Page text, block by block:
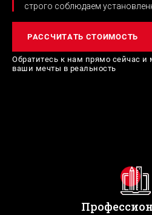
строго соблюдаем
РАССЧИТАТЬ СТОИМОСТЬ
Обратитесь к нам прямо сейчас
ваши мечты в реальность